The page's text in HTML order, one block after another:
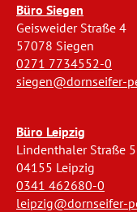
Büro Siegen
Geisweider Straße 4
57078 Siegen
0271 7734552-0
siegen@dornseifer-
Büro Leipzig
Lindenthaler Straße
04155 Leipzig
0341 462680-0
leipzig@dornseifer-